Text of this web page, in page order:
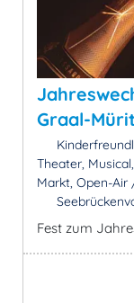
Graal-
Theater,
Markt, Open-Air
Fest zum